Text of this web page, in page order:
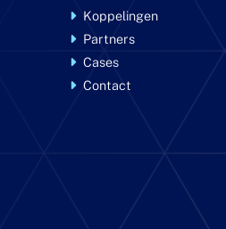
Koppelingen
Partners
Cases
Contact